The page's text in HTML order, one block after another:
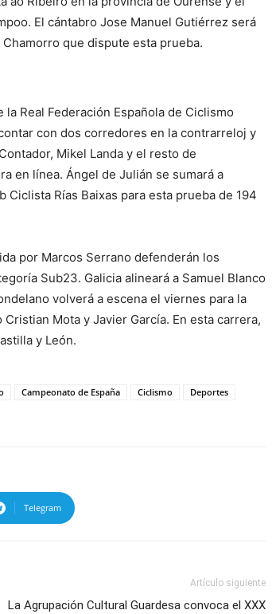
El cántabro Jose Manuel Gutiérrez será
que dispute esta prueba.
Real Federación Española de Ciclismo
con dos corredores en la contrarreloj y
Mikel Landa y el resto de
en línea. Ángel de Julián se sumará a
Rías Baixas para esta prueba de 194
por Marcos Serrano defenderán los
Sub23. Galicia alineará a Samuel Blanco
volverá a escena el viernes para la
Mota y Javier García. En esta carrera,
y León.
Campeonato de España Ciclismo
Deportes
Telegram
Artículo siguiente
La Agrupación Cultural Guardesa convoca el XXX